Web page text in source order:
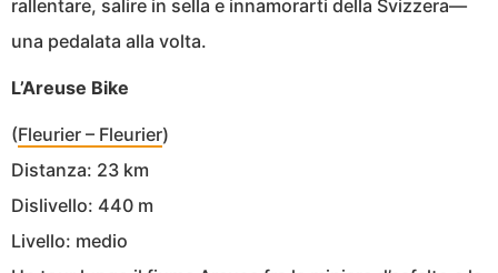
rallentare, salire in sella e innamorarti della Svizzera—
una pedalata alla volta.
L’Areuse Bike
(Fleurier – Fleurier)
Distanza: 23 km
Dislivello: 440 m
Livello: medio